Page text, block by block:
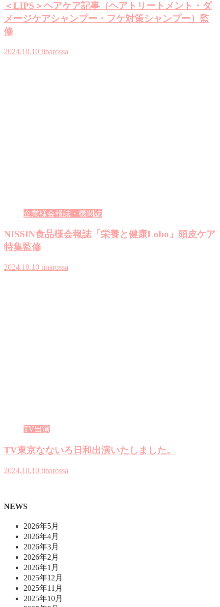
＜LIPS＞ヘアケア記事（ヘアトリートメント・ダ
メージケアシャンプー・フケ対策シャンプー）監
修
2024.10.10 tinarossa
企業様会報誌・機関誌
NISSIN食品様会報誌「栄養と健康Lobo」頭皮ケア
特集監修
2024.10.10 tinarossa
TV出演
TV東京なないろ日和出演いたしました。
2024.10.10 tinarossa
NEWS
2026年5月
2026年4月
2026年3月
2026年2月
2026年1月
2025年12月
2025年11月
2025年10月